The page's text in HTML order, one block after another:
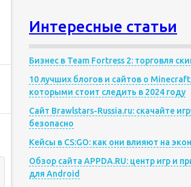
Интересные статьи
Бизнес в Team Fortress 2: торговля
10 лучших блогов и сайтов о
которыми стоит следить в 2024 году
Сайт Brawlstars-Russia.ru: скачайте
безопасно
Кейсы в CS:GO: как они влияют на
Обзор сайта APPDA.RU: центр игр и
для Android